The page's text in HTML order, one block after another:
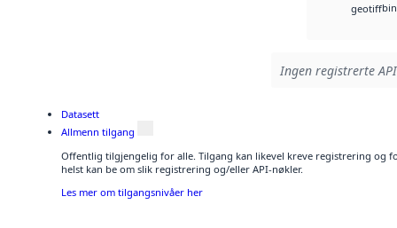
geotiffbin
Ingen registrerte
Datasett
Allmenn tilgang
Offentlig tilgjengelig for alle. Tilgang kan likevel kreve registrering og
helst kan be om slik registrering og/eller API-nøkler.
Les mer om tilgangsnivåer her